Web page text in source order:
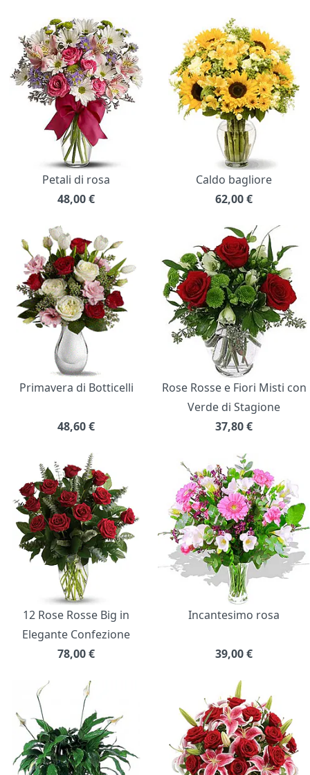
Petali di rosa
48,00€
Caldo bagliore
62,00€
Primavera di Botticelli
48,60€
Rose Rosse e Fiori Misti con
Verde di Stagione
37,80€
12 Rose Rosse Big in
Elegante Confezione
78,00€
Incantesimo rosa
39,00€